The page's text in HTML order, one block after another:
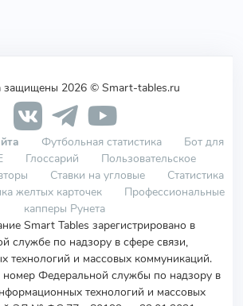
защищены 2026 © Smart-tables.ru
Футбольная статистика
Бот для
Глоссарий
Пользовательское
Ставки на угловые
Статистика
желтых карточек
Профессиональные
капперы Рунета
Smart Tables зарегистрировано в
службе по надзору в сфере связи,
технологий и массовых коммуникаций.
номер Федеральной службы по надзору в
технологий и массовых